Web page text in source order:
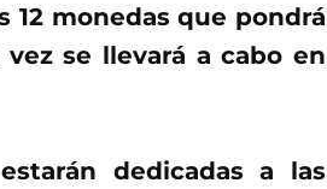
12 monedas que pondrá
se llevará a cabo en
dedicadas a las